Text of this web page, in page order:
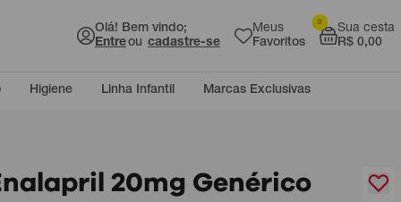
Olá! Bem vindo;
Entreou cadastre-se
Meus
Favoritos
Sua cesta
R$ 0,00
0
Higiene Linha Infantil Marcas Exclusivas
20mg Genérico